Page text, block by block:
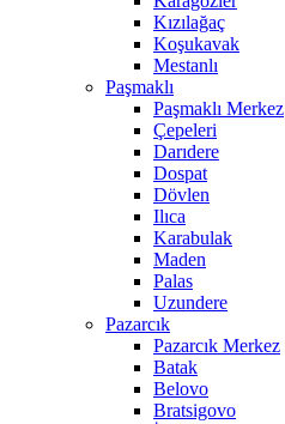
Kızılağaç
Koşukavak
Mestanlı
Paşmaklı
Paşmaklı Merkez
Çepeleri
Darıdere
Dospat
Dövlen
Ilıca
Karabulak
Maden
Palas
Uzundere
Pazarcık
Pazarcık Merkez
Batak
Belovo
Bratsigovo